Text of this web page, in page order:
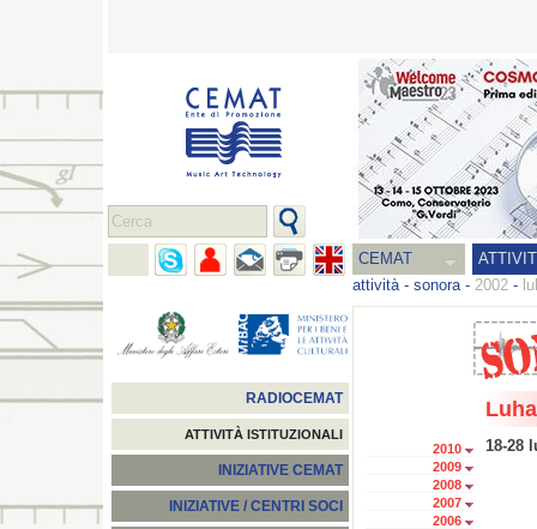
CEMAT
attività- sonora- 2002 -
RADIOCEMAT
ATTIVITÀ ISTITUZIONALI
INIZIATIVE CEMAT
INIZIATIVE / CENTRI SOCI
2010
2009
2008
2007
2006
18-28